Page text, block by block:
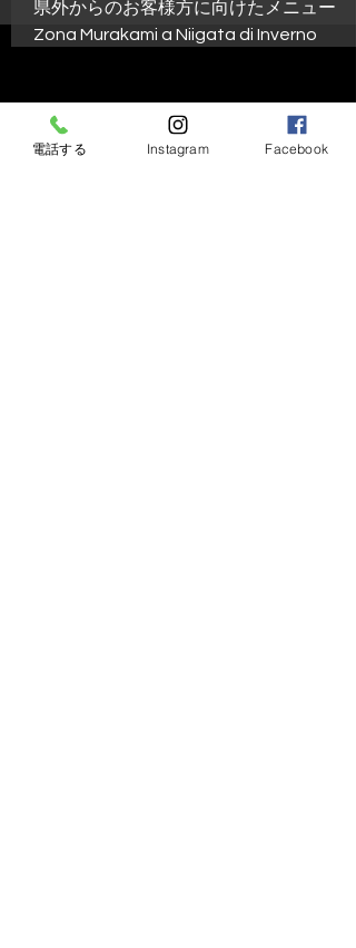
県外からのお客様方に向けたメニュー
Zona Murakami a Niigata di Inverno
電話する Instagram Facebook